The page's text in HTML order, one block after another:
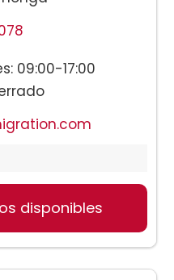
09:00-17:00
disponibles